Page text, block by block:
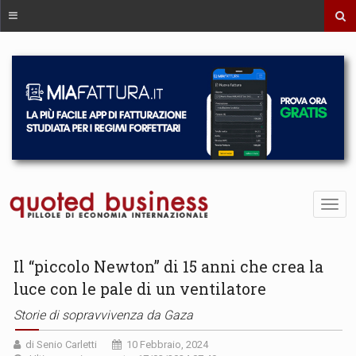
Il “piccolo Newton” di 15 anni che crea la
luce con le pale di un ventilatore
Storie di sopravvivenza da Gaza
di Senio Carletti
10 Febbraio, 2024